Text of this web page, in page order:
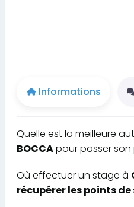
Informations
Quelle est la meilleure
BOCCApour passer
Où effectuer un stage à
récupérer les points de